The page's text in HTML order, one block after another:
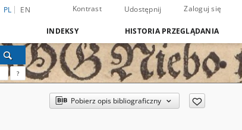
PL EN Kontrast Udostępnij Zaloguj się
INDEKSY HISTORIA PRZEGLĄDANIA
?
Pobierz opis bibliograficzny